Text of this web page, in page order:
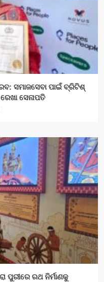
ସମାଜସେବା ପାଇଁ ବ୍ରିଟିଶ୍
ସେନାପତି
ପୁରୀରେ ରଥ ନିର୍ମାଣକୁ